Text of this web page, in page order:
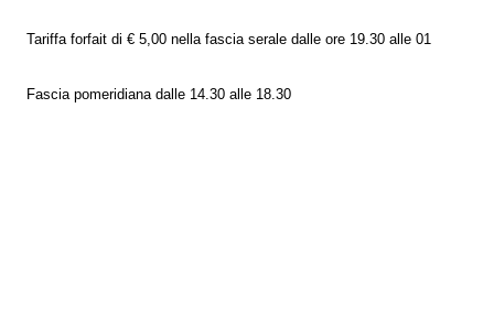
Tariffa forfait di € 5,00 nella fascia serale dalle ore 19.30 alle 01
Fascia pomeridiana dalle 14.30 alle 18.30